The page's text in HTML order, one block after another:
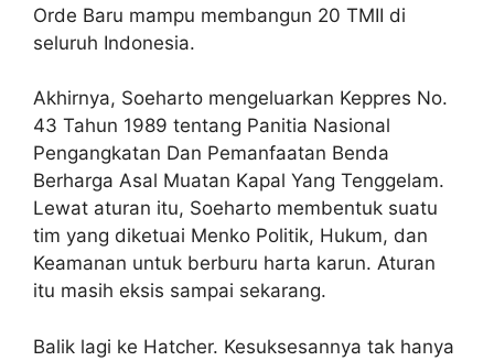
Orde Baru mampu membangun 20 TMII di
seluruh Indonesia.
Akhirnya, Soeharto mengeluarkan Keppres No.
43 Tahun 1989 tentang Panitia Nasional
Pengangkatan Dan Pemanfaatan Benda
Berharga Asal Muatan Kapal Yang Tenggelam.
Lewat aturan itu, Soeharto membentuk suatu
tim yang diketuai Menko Politik, Hukum, dan
Keamanan untuk berburu harta karun. Aturan
itu masih eksis sampai sekarang.
Balik lagi ke Hatcher. Kesuksesannya tak hanya